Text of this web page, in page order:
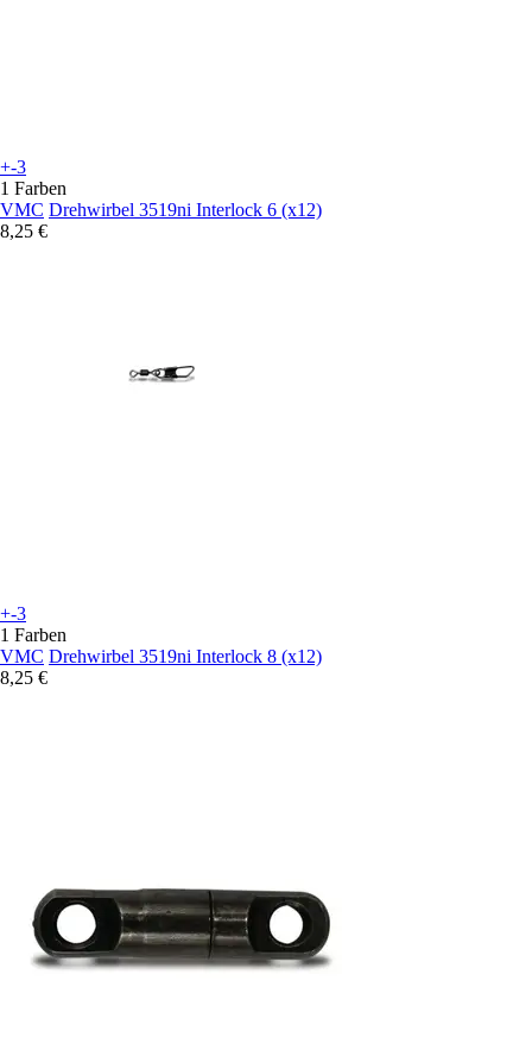
+-3
1 Farben
VMC Drehwirbel 3519ni Interlock 6 (x12)
8,25 €
+-3
1 Farben
VMC Drehwirbel 3519ni Interlock 8 (x12)
8,25 €